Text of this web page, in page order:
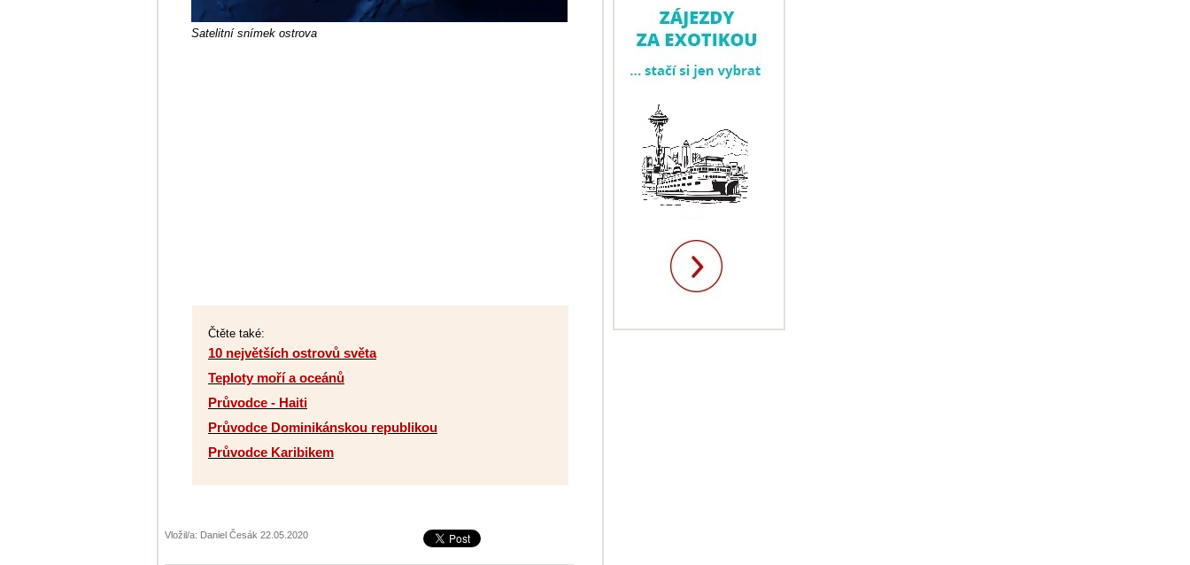
Satelitní snímek ostrova
Čtěte také:
10 největších ostrovů světa
Teploty moří a oceánů
Průvodce - Haiti
Průvodce Dominikánskou republikou
Průvodce Karibikem
Vložil/a: Daniel Česák 22.05.2020